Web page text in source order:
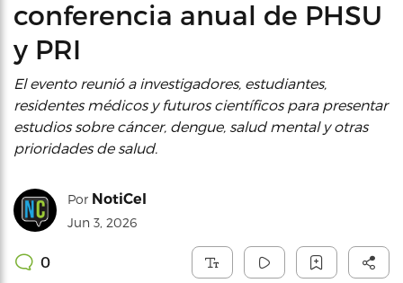
conferencia anual de PHSU
y PRI
El evento reunió a investigadores, estudiantes,
residentes médicos y futuros científicos para presentar
estudios sobre cáncer, dengue, salud mental y otras
prioridades de salud.
Por NotiCel
Jun 3, 2026
0